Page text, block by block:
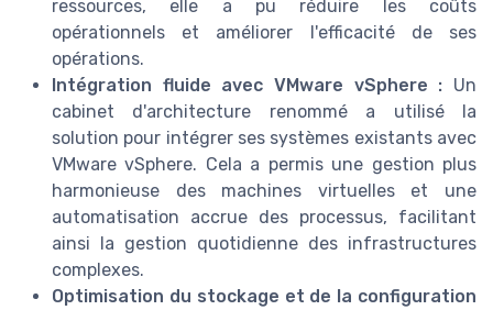
ressources, elle a pu réduire les coûts
opérationnels et améliorer l'efficacité de ses
opérations.
Intégration fluide avec VMware vSphere : Un
cabinet d'architecture renommé a utilisé la
solution pour intégrer ses systèmes existants avec
VMware vSphere. Cela a permis une gestion plus
harmonieuse des machines virtuelles et une
automatisation accrue des processus, facilitant
ainsi la gestion quotidienne des infrastructures
complexes.
Optimisation du stockage et de la configuration